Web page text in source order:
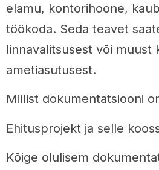
elamu, kontorihoone,
töökoda. Seda teavet
linnavalitsusest või muust
ametiasutusest.
Millist dokumentatsiooni
Ehitusprojekt ja selle
Kõige olulisem